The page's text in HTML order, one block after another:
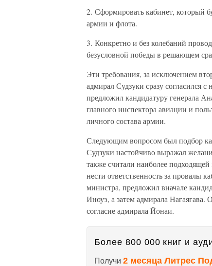
2. Сформировать кабинет, который
армии и флота.
3. Конкретно и без колебаний
безусловной победы в решающем
Эти требования, за исключением
адмирал Судзуки сразу согласился
предложил кандидатуру генерала
главного инспектора авиации и
личного состава армии.
Следующим вопросом был подбор
Судзуки настойчиво выражал
также считали наиболее
нести ответственность за провалы
министра, предложил вначале
Иноуэ, а затем адмирала Нагаягава.
согласие адмирала Йонаи.
Более 800 000 книг и
Получи 2 месяца Литрес